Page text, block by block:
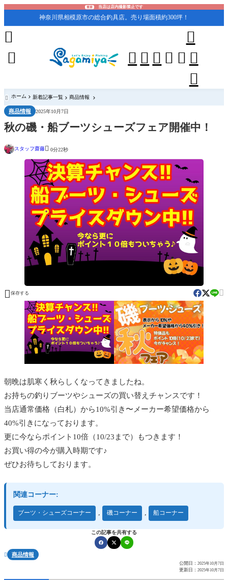
重要 当店は店内撮影禁止です
神奈川県相模原市の総合釣具店。売り場面積約300坪！
    





 ホーム 新着記事一覧 商品情報
商品情報 2025年10月7日
秋の磯・船ブーツシューズフェア開催中！
スタッフ齋藤 0分22秒
 保存する 
朝晩は肌寒く秋らしくなってきましたね。
お持ちの釣りブーツやシューズの買い替えチャンスです！
当店通常価格（白札）から10%引き〜メーカー希望価格から
40%引きになっております。
更に今ならポイント10倍（10/23まで）もつきます！
お買い得の今が購入時期です♪
ぜひお待ちしております。
関連コーナー:
ブーツ・シューズコーナー , 磯コーナー , 船コーナー
この記事を共有する
 商品情報
公開日： 2025年10月7日
更新日： 2025年10月7日